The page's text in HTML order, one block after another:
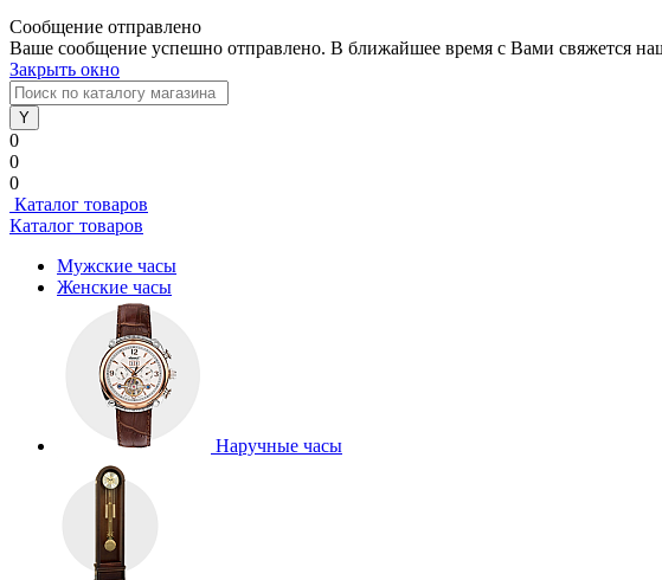
Сообщение отправлено
Ваше сообщение успешно отправлено. В ближайшее время с Вами свяжется
Закрыть окно
0
0
0
Каталог товаров
Каталог товаров
Мужские часы
Женские часы
Наручные часы